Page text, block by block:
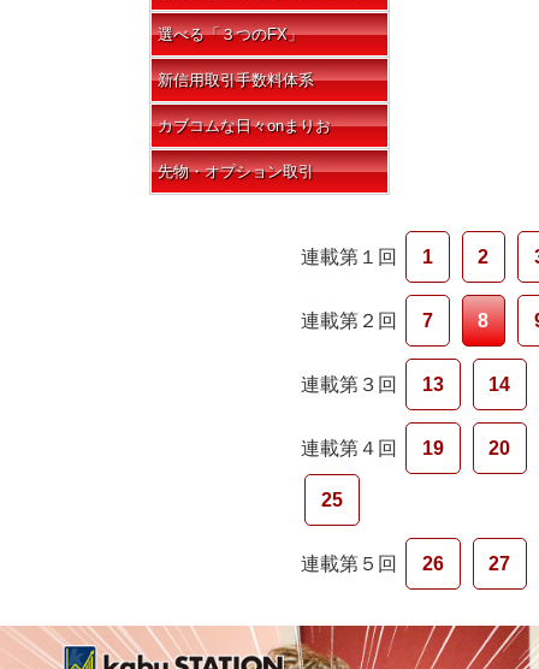
選べる「３つのFX」
新信用取引手数料体系
カブコムな日々onまりお
先物・オプション取引
連載第１回 1 2
連載第２回 7 8
連載第３回 13 14
連載第４回 19 20
25
連載第５回 26 27